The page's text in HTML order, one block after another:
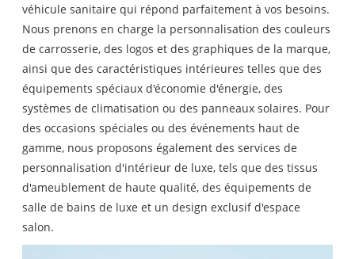
véhicule sanitaire qui répond parfaitement à vos besoins.
Nous prenons en charge la personnalisation des couleurs
de carrosserie, des logos et des graphiques de la marque,
ainsi que des caractéristiques intérieures telles que des
équipements spéciaux d'économie d'énergie, des
systèmes de climatisation ou des panneaux solaires. Pour
des occasions spéciales ou des événements haut de
gamme, nous proposons également des services de
personnalisation d'intérieur de luxe, tels que des tissus
d'ameublement de haute qualité, des équipements de
salle de bains de luxe et un design exclusif d'espace
salon.